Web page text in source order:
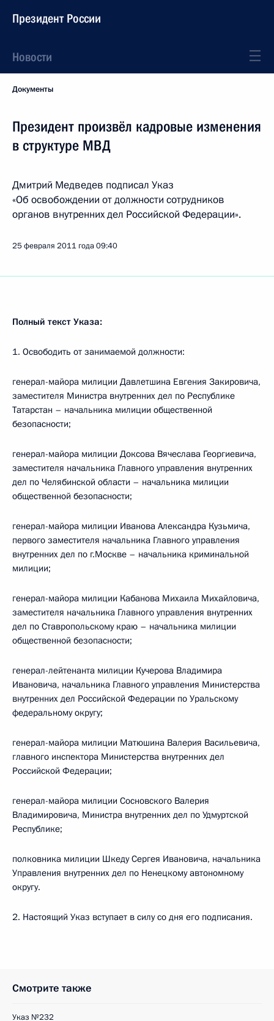
Президент России
Новости
Документы
Президент произвёл кадровые изменения
в структуре МВД
Дмитрий Медведев подписал Указ
«Об освобождении от должности сотрудников
органов внутренних дел Российской Федерации».
25 февраля 2011 года09:40
Полный текст Указа:
1. Освободить от занимаемой должности:
генерал-майора милиции Давлетшина Евгения Закировича,
заместителя Министра внутренних дел по Республике
Татарстан – начальника милиции общественной
безопасности;
генерал-майора милиции Доксова Вячеслава Георгиевича,
заместителя начальника Главного управления внутренних
дел по Челябинской области – начальника милиции
общественной безопасности;
генерал-майора милиции Иванова Александра Кузьмича,
первого заместителя начальника Главного управления
внутренних дел по г.Москве – начальника криминальной
милиции;
генерал-майора милиции Кабанова Михаила Михайловича,
заместителя начальника Главного управления внутренних
дел по Ставропольскому краю – начальника милиции
общественной безопасности;
генерал-лейтенанта милиции Кучерова Владимира
Ивановича, начальника Главного управления Министерства
внутренних дел Российской Федерации по Уральскому
федеральному округу;
генерал-майора милиции Матюшина Валерия Васильевича,
главного инспектора Министерства внутренних дел
Российской Федерации;
генерал-майора милиции Сосновского Валерия
Владимировича, Министра внутренних дел по Удмуртской
Республике;
полковника милиции Шкеду Сергея Ивановича, начальника
Управления внутренних дел по Ненецкому автономному
округу.
2. Настоящий Указ вступает в силу со дня его подписания.
Смотрите также
Указ №232